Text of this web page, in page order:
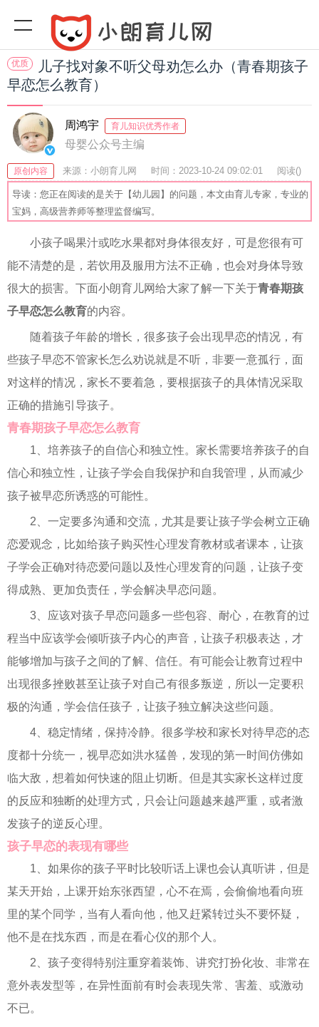
优质
儿子找对象不听父母劝怎么办（青春期孩子
早恋怎么教育）
周鸿宇 育儿知识优秀作者
母婴公众号主编
原创内容 来源：小朗育儿网 时间：2023-10-24 09:02:01 阅读()
收藏：59 分享：77 爆
导读：您正在阅读的是关于【幼儿园】的问题，本文由育儿专家，专业的
宝妈，高级营养师等整理监督编写。
小孩子喝果汁或吃水果都对身体很友好，可是您很有可
能不清楚的是，若饮用及服用方法不正确，也会对身体导致
很大的损害。下面小朗育儿网给大家了解一下关于青春期孩
子早恋怎么教育的内容。
随着孩子年龄的增长，很多孩子会出现早恋的情况，有
些孩子早恋不管家长怎么劝说就是不听，非要一意孤行，面
对这样的情况，家长不要着急，要根据孩子的具体情况采取
正确的措施引导孩子。
青春期孩子早恋怎么教育
1、培养孩子的自信心和独立性。家长需要培养孩子的自
信心和独立性，让孩子学会自我保护和自我管理，从而减少
孩子被早恋所诱惑的可能性。
2、一定要多沟通和交流，尤其是要让孩子学会树立正确
恋爱观念，比如给孩子购买性心理发育教材或者课本，让孩
子学会正确对待恋爱问题以及性心理发育的问题，让孩子变
得成熟、更加负责任，学会解决早恋问题。
3、应该对孩子早恋问题多一些包容、耐心，在教育的过
程当中应该学会倾听孩子内心的声音，让孩子积极表达，才
能够增加与孩子之间的了解、信任。有可能会让教育过程中
出现很多挫败甚至让孩子对自己有很多叛逆，所以一定要积
极的沟通，学会信任孩子，让孩子独立解决这些问题。
4、稳定情绪，保持冷静。很多学校和家长对待早恋的态
度都十分统一，视早恋如洪水猛兽，发现的第一时间仿佛如
临大敌，想着如何快速的阻止切断。但是其实家长这样过度
的反应和独断的处理方式，只会让问题越来越严重，或者激
发孩子的逆反心理。
孩子早恋的表现有哪些
1、如果你的孩子平时比较听话上课也会认真听讲，但是
某天开始，上课开始东张西望，心不在焉，会偷偷地看向班
里的某个同学，当有人看向他，他又赶紧转过头不要怀疑，
他不是在找东西，而是在看心仪的那个人。
2、孩子变得特别注重穿着装饰、讲究打扮化妆、非常在
意外表发型等，在异性面前有时会表现失常、害羞、或激动
不已。